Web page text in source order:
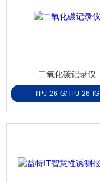
二氧化碳记录仪
TPJ-26-G/TPJ-26-IG